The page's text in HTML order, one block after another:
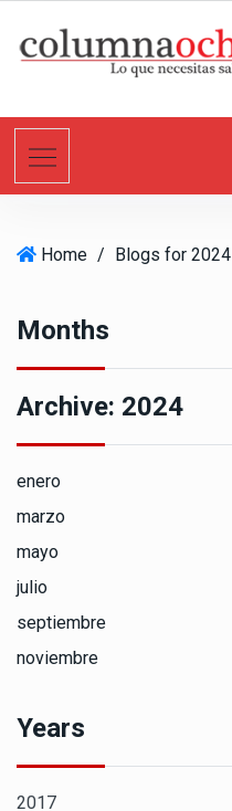
t
Home / Blogs for 2024
Months
Archive: 2024
enero
marzo
mayo
julio
septiembre
noviembre
Years
2017